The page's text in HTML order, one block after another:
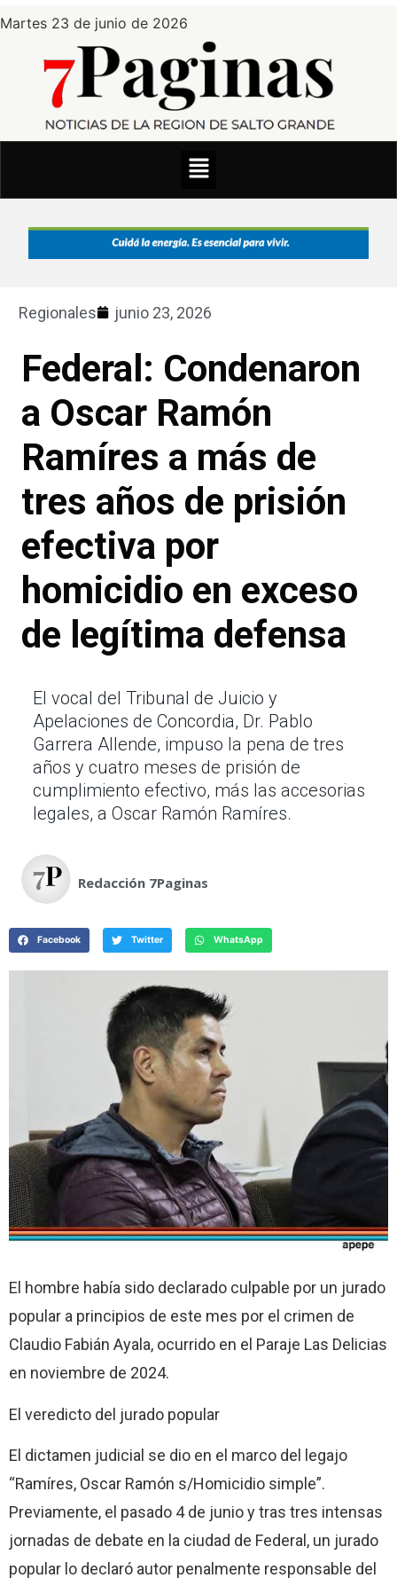
Martes 23 de junio de 2026
Regionales junio 23, 2026
Federal: Condenaron
a Oscar Ramón
Ramíres a más de
tres años de prisión
efectiva por
homicidio en exceso
de legítima defensa
El vocal del Tribunal de Juicio y
Apelaciones de Concordia, Dr. Pablo
Garrera Allende, impuso la pena de tres
años y cuatro meses de prisión de
cumplimiento efectivo, más las accesorias
legales, a Oscar Ramón Ramíres.
Redacción 7Paginas
Facebook Twitter WhatsApp
El hombre había sido declarado culpable por un jurado
popular a principios de este mes por el crimen de
Claudio Fabián Ayala, ocurrido en el Paraje Las Delicias
en noviembre de 2024.
El veredicto del jurado popular
El dictamen judicial se dio en el marco del legajo
“Ramíres, Oscar Ramón s/Homicidio simple”.
Previamente, el pasado 4 de junio y tras tres intensas
jornadas de debate en la ciudad de Federal, un jurado
popular lo declaró autor penalmente responsable del